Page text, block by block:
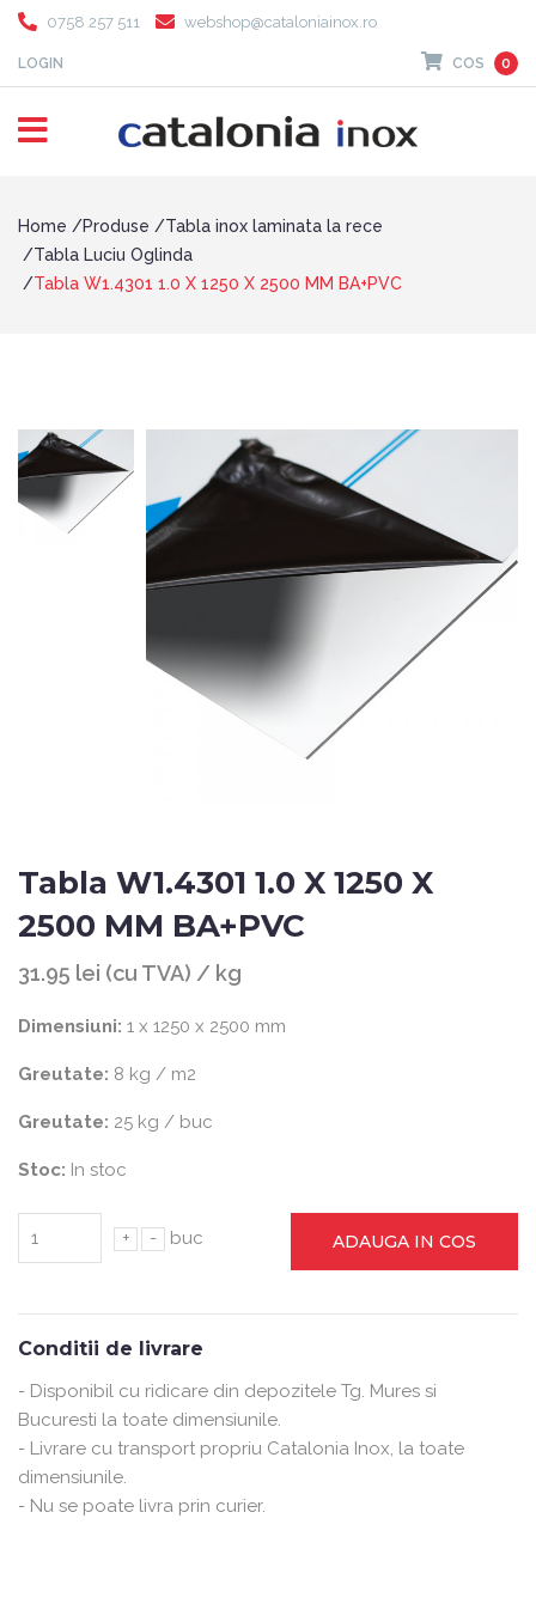
0758 257 511 webshop@cataloniainox.ro
LOGIN COS 0
Home Produse
Tabla inox laminata la rece
Tabla Luciu Oglinda
Tabla W1.4301 1.0 X 1250 X 2500 MM BA+PVC
Tabla W1.4301 1.0 X 1250 X
2500 MM BA+PVC
31.95 lei (cu TVA) / kg
Dimensiuni: 1 x 1250 x 2500 mm
Greutate: 8 kg / m2
Greutate: 25 kg / buc
Stoc: In stoc
+ - buc ADAUGA IN COS
Conditii de livrare
- Disponibil cu ridicare din depozitele Tg. Mures si
Bucuresti la toate dimensiunile.
- Livrare cu transport propriu Catalonia Inox, la toate
dimensiunile.
- Nu se poate livra prin curier.